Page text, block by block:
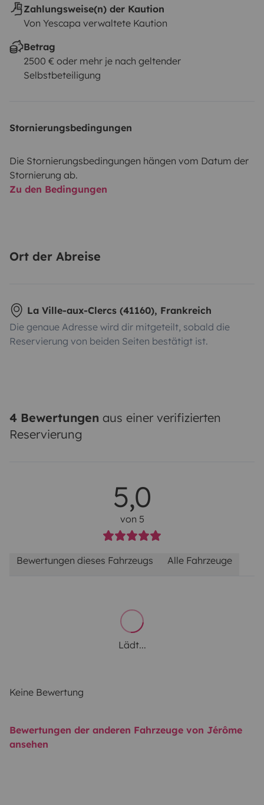
Zahlungsweise(n) der Kaution
Von Yescapa verwaltete Kaution
Betrag
2500 € oder mehr je nach geltender
Selbstbeteiligung
Stornierungsbedingungen
Die Stornierungsbedingungen hängen vom Datum der
Stornierung ab.
Zu den Bedingungen
Ort der Abreise
La Ville-aux-Clercs (41160), Frankreich
Die genaue Adresse wird dir mitgeteilt, sobald die
Reservierung von beiden Seiten bestätigt ist.
4 Bewertungen aus einer verifizierten
Reservierung
5,0
von 5
Bewertungen dieses Fahrzeugs Alle Fahrzeuge
Lädt...
Keine Bewertung
Bewertungen der anderen Fahrzeuge von Jérôme
ansehen